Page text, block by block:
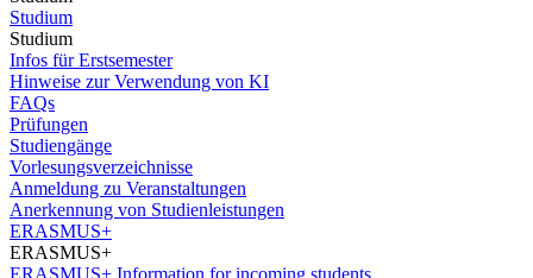
Studium
Studium
Infos für Erstsemester
Hinweise zur Verwendung von KI
FAQs
Prüfungen
Studiengänge
Vorlesungsverzeichnisse
Anmeldung zu Veranstaltungen
Anerkennung von Studienleistungen
ERASMUS+
ERASMUS+
ERASMUS+ Information for incoming students